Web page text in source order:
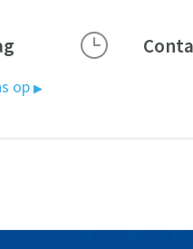
op▶
}